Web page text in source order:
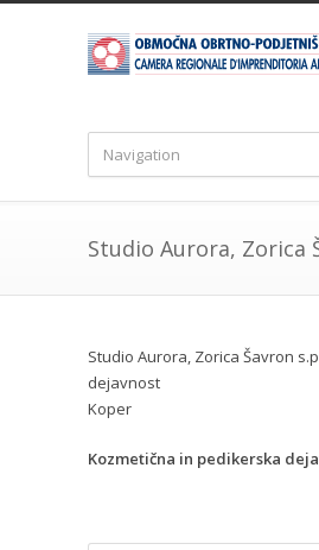
Studio Aurora, Zorica
Studio Aurora, Zorica Šavron
dejavnost
Koper
Kozmetična in pedikerska